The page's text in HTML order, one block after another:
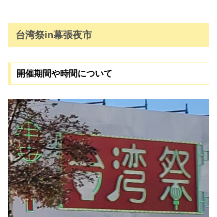
台湾祭in幕張夜市
開催期間や時間について